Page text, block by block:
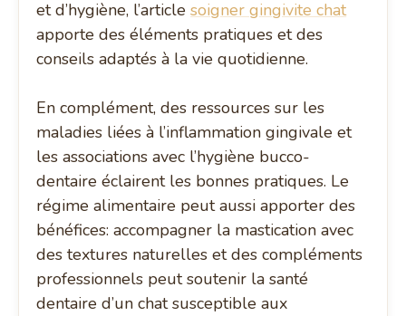
et d’hygiène, l’articlesoigner gingivite chat
apporte des éléments pratiques et des
conseils adaptés à la vie quotidienne.
En complément, des ressources sur les
maladies liées à l’inflammation gingivale et
les associations avec l’hygiène bucco-
dentaire éclairent les bonnes pratiques. Le
régime alimentaire peut aussi apporter des
bénéfices: accompagner la mastication avec
des textures naturelles et des compléments
professionnels peut soutenir la santé
dentaire d’un chat susceptible aux